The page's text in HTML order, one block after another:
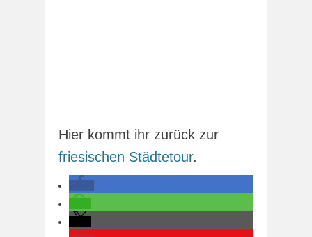
Hier kommt ihr zurück zur
friesischen Städtetour.